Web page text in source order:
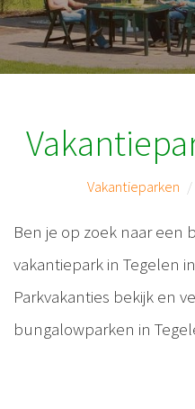
Vakantieparken
Ben je op zoek naar een
vakantiepark in Tegelen
Parkvakanties bekijk en
bungalowparken in